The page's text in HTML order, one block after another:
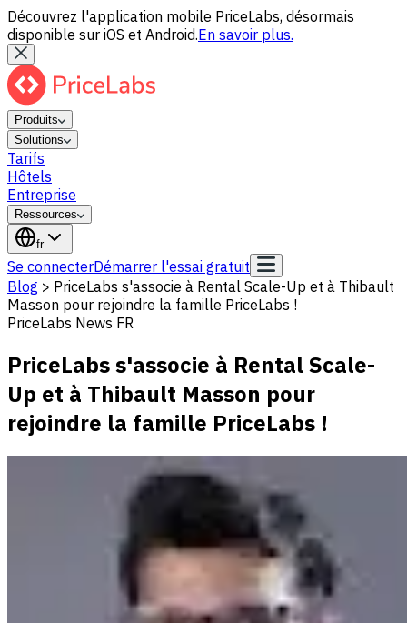
Découvrez l'application mobile PriceLabs, désormais
disponible sur iOS et Android.En savoir plus.
Produits
Solutions
Tarifs
Hôtels
Entreprise
Ressources
fr
Se connecterDémarrer l'essai gratuit
Blog > PriceLabs s'associe à Rental Scale-Up et à Thibault
Masson pour rejoindre la famille PriceLabs !
PriceLabs News FR
PriceLabs s'associe à Rental Scale-
Up et à Thibault Masson pour
rejoindre la famille PriceLabs !